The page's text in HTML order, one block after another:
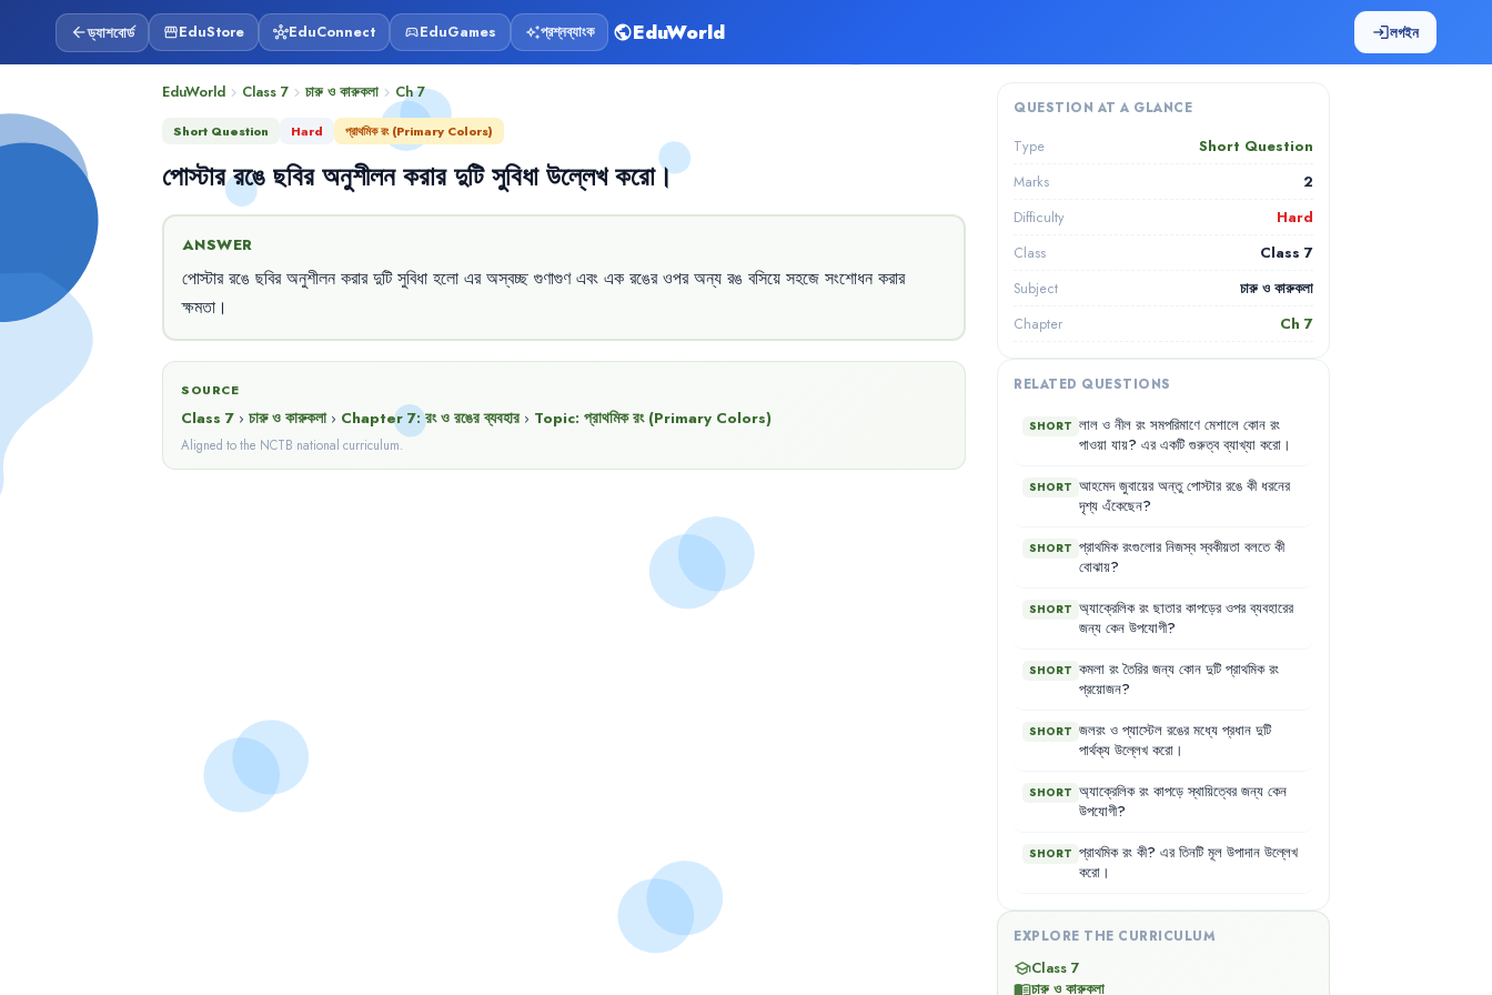
arrow_backড্যাশবোর্ড storefrontEduStore hubEduConnect sports_esportsEduGames auto_awesomeপ্রশ্নব্যাংক publicEduWorld loginলগইন
EduWorld chevron_right Class 7 chevron_right চারু ও কারুকলা chevron_right Ch7
Short Question Hard প্রাথমিক রং (Primary Colors)
পোস্টার রঙে ছবির অনুশীলন করার দুটি সুবিধা উল্লেখ করো।
ANSWER
পোস্টার রঙে ছবির অনুশীলন করার দুটি সুবিধা হলো এর অস্বচ্ছ গুণাগুণ এবং এক রঙের ওপর অন্য রঙ বসিয়ে সহজে সংশোধন করার
ক্ষমতা।
SOURCE
Class 7 › চারু ও কারুকলা › Chapter 7:রং ও রঙের ব্যবহার › Topic: প্রাথমিক রং (Primary Colors)
Aligned to the NCTB national curriculum.
QUESTION AT A GLANCE
Type Short Question
Marks 2
Difficulty Hard
Class Class 7
Subject চারু ও কারুকলা
Chapter Ch 7
RELATED QUESTIONS
SHORT লাল ও নীল রং সমপরিমাণে মেশালে কোন রং
পাওয়া যায়? এর একটি গুরুত্ব ব্যাখ্যা করো ।
SHORT আহমেদ জুবায়ের অন্তু পোস্টার রঙে কী ধরনের
দৃশ্য এঁকেছেন?
SHORT প্রাথমিক রংগুলোর নিজস্ব স্বকীয়তা বলতে কী
বোঝায়?
SHORT অ্যাক্রেলিক রং ছাতার কাপড়ের ওপর ব্যবহারের
জন্য কেন উপযোগী?
SHORT কমলা রং তৈরির জন্য কোন দুটি প্রাথমিক রং
প্রয়োজন?
SHORT জলরং ও প্যাস্টেল রঙের মধ্যে প্রধান দুটি
পার্থক্য উল্লেখ করো ।
SHORT অ্যাক্রেলিক রং কাপড়ে স্থায়িত্বের জন্য কেন
উপযোগী?
SHORT প্রাথমিক রং কী? এর তিনটি মূল উপাদান উল্লেখ
করো ।
EXPLORE THE CURRICULUM
schoolClass 7
menu_bookচারু ও কারুকলা